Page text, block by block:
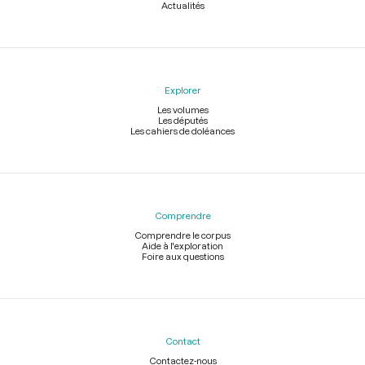
Actualités
Explorer
Les volumes
Les députés
Les cahiers de doléances
Comprendre
Comprendre le corpus
Aide à l'exploration
Foire aux questions
Contact
Contactez-nous